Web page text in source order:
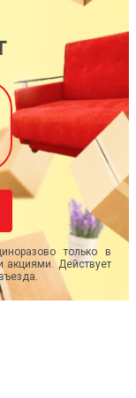
только в
акциями. Действует